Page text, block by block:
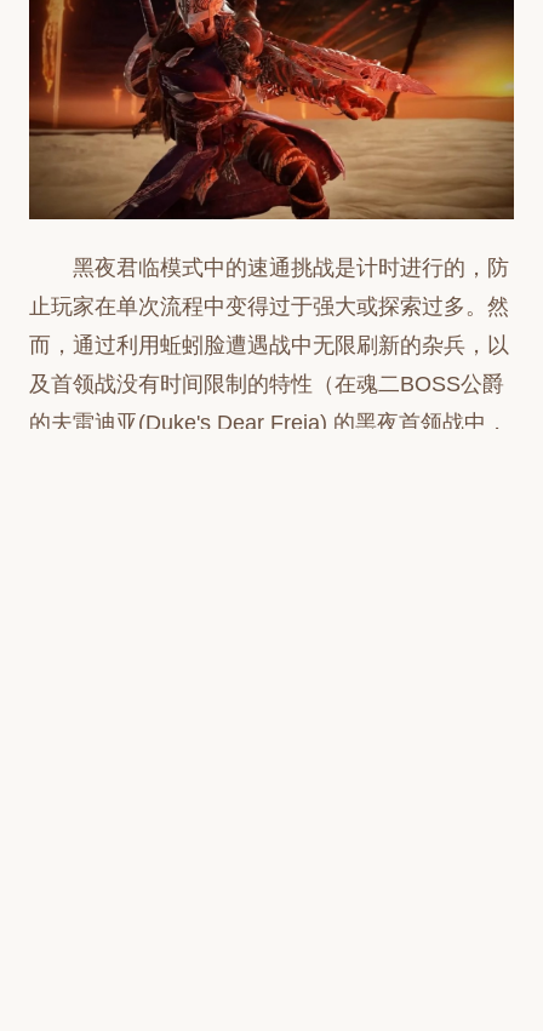
黑夜君临模式中的速通挑战是计时进行的，防
止玩家在单次流程中变得过于强大或探索过多。然
而，通过利用蚯蚓脸遭遇战中无限刷新的杂兵，以
及首领战没有时间限制的特性（在魂二BOSS公爵
的夫雷迪亚(Duke's Dear Freja) 的黑夜首领战中，